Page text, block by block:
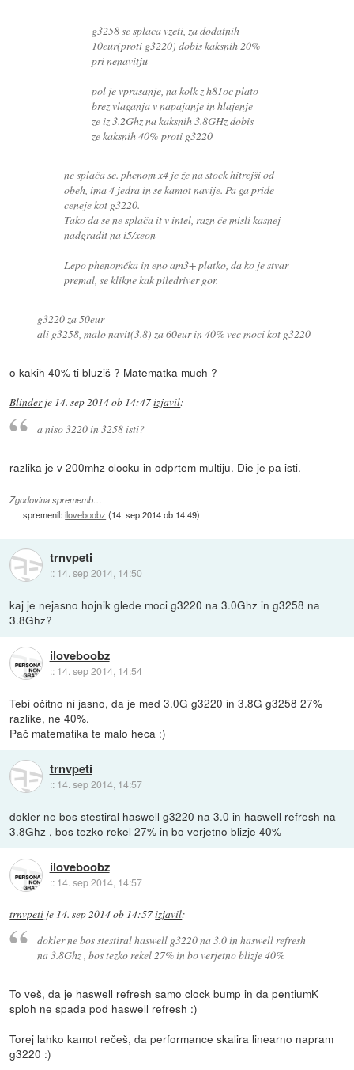
g3258 se splaca vzeti, za dodatnih
10eur(proti g3220) dobis kaksnih 20%
pri nenavitju
pol je vprasanje, na kolk z h81oc plato
brez vlaganja v napajanje in hlajenje
ze iz 3.2Ghz na kaksnih 3.8GHz dobis
ze kaksnih 40% proti g3220
ne splača se. phenom x4 je že na stock hitrejši od
obeh, ima 4 jedra in se kamot navije. Pa ga pride
ceneje kot g3220.
Tako da se ne splača it v intel, razn če misli kasnej
nadgradit na i5/xeon
Lepo phenomčka in eno am3+ platko, da ko je stvar
premal, se klikne kak piledriver gor.
g3220 za 50eur
ali g3258, malo navit(3.8) za 60eur in 40% vec moci kot g3220
o kakih 40% ti bluziš ? Matematka much ?
Blinderje 14. sep 2014 ob 14:47izjavil:
a niso 3220 in 3258 isti?
razlika je v 200mhz clocku in odprtem multiju. Die je pa isti.
Zgodovina sprememb…
spremenil:iloveboobz (14. sep 2014 ob 14:49)
trnvpeti
:: 14. sep 2014, 14:50
kaj je nejasno hojnik glede moci g3220 na 3.0Ghz in g3258 na
3.8Ghz?
iloveboobz
:: 14. sep 2014, 14:54
Tebi očitno ni jasno, da je med 3.0G g3220 in 3.8G g3258 27%
razlike, ne 40%.
Pač matematika te malo heca :)
trnvpeti
:: 14. sep 2014, 14:57
dokler ne bos stestiral haswell g3220 na 3.0 in haswell refresh na
3.8Ghz , bos tezko rekel 27% in bo verjetno blizje 40%
iloveboobz
:: 14. sep 2014, 14:57
trnvpeti je 14. sep 2014 ob 14:57izjavil:
dokler ne bos stestiral haswell g3220 na 3.0 in haswell refresh
na 3.8Ghz , bos tezko rekel 27% in bo verjetno blizje 40%
To veš, da je haswell refresh samo clock bump in da pentiumK
sploh ne spada pod haswell refresh :)
Torej lahko kamot rečeš, da performance skalira linearno napram
g3220 :)